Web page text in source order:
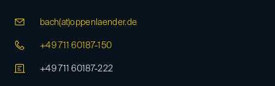
bach(at)oppenlaender.de
+49 711 60187-150
+49 711 60187-222